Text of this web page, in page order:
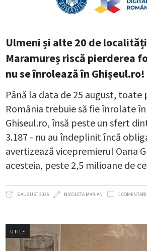
Ulmeni și alte 20 de
Maramureș riscă pierderea
nu se înrolează în Ghișeul.ro!
Până la data de 25 august, toate
România trebuie să fie înrolate
Ghiseul.ro, însă peste un sfert
3.187 - nu au îndeplinit încă
avertizează vicepremierul Oana
acesteia, peste 2,5 milioane de
5 AUGUST 2026 NICOLETA MARIAN 1
UTILE